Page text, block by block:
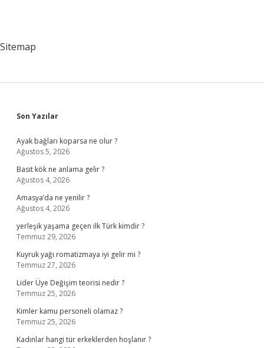
Sitemap
Sidebar
Son Yazılar
Ayak bağları koparsa ne olur ?
Ağustos 5, 2026
Basit kök ne anlama gelir ?
Ağustos 4, 2026
Amasya’da ne yenilir ?
Ağustos 4, 2026
yerleşik yaşama geçen ilk Türk kimdir ?
Temmuz 29, 2026
Kuyruk yağı romatizmaya iyi gelir mi ?
Temmuz 27, 2026
Lider Üye Değişim teorisi nedir ?
Temmuz 25, 2026
Kimler kamu personeli olamaz ?
Temmuz 25, 2026
Kadınlar hangi tür erkeklerden hoşlanır ?